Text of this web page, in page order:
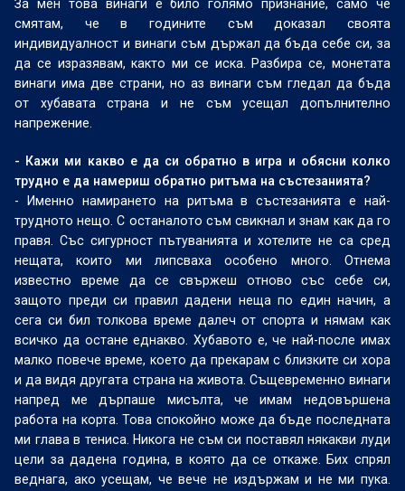
За мен това винаги е било голямо признание, само че
смятам, че в годините съм доказал своята
индивидуалност и винаги съм държал да бъда себе си, за
да се изразявам, както ми се иска. Разбира се, монетата
винаги има две страни, но аз винаги съм гледал да бъда
от хубавата страна и не съм усещал допълнително
напрежение.
- Кажи ми какво е да си обратно в игра и обясни колко
трудно е да намериш обратно ритъма на състезанията?
- Именно намирането на ритъма в състезанията е най-
трудното нещо. С останалото съм свикнал и знам как да го
правя. Със сигурност пътуванията и хотелите не са сред
нещата, които ми липсваха особено много. Отнема
известно време да се свържеш отново със себе си,
защото преди си правил дадени неща по един начин, а
сега си бил толкова време далеч от спорта и нямам как
всичко да остане еднакво. Хубавото е, че най-после имах
малко повече време, което да прекарам с близките си хора
и да видя другата страна на живота. Същевременно винаги
напред ме дърпаше мисълта, че имам недовършена
работа на корта. Това спокойно може да бъде последната
ми глава в тениса. Никога не съм си поставял някакви луди
цели за дадена година, в която да се откаже. Бих спрял
веднага, ако усещам, че вече не издържам и не ми пука.